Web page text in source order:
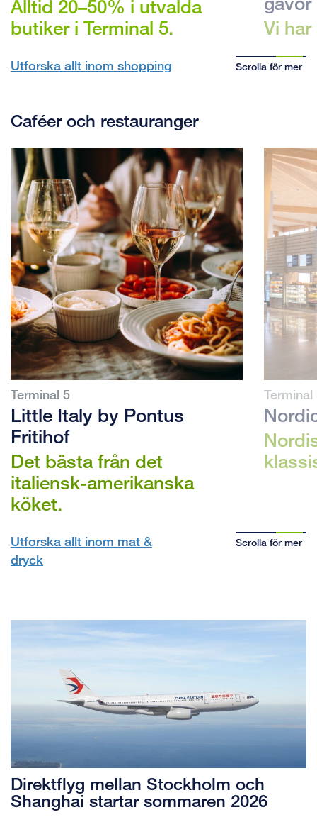
Alltid 20–50% i utvalda
butiker i Terminal 5.
Vi
Utforska allt inom shopping Scrolla för mer
Caféer och restauranger
Terminal 5
Little Italy by Pontus
Fritihof
Det bästa från det
italiensk-amerikanska
köket.
Terminal
Utforska allt inom mat &
dryck
Scrolla för mer
Direktflyg mellan Stockholm och
Shanghai startar sommaren 2026